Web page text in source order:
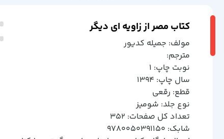
کتاب مصر از زاویه ای دیگر
مولف: جميله كديور
مترجم:
نوبت چاپ: 1
سال چاپ: 1394
قطع: رقعي
نوع جلد: شوميز
تعداد کل صفحات: 352
شابک: 9780050391150